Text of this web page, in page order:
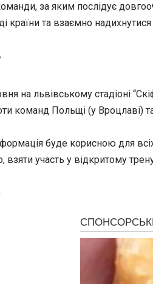
за яким послідує
країни та взаємно
на львівському стадіоні
команд Польщі (у Вроцлаві)
буде корисною для
взяти участь у відкритому